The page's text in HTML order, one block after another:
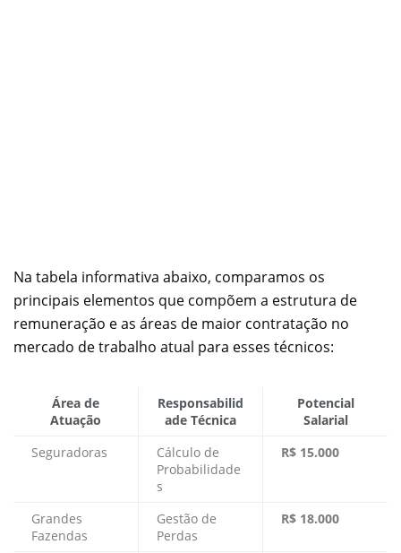
Na tabela informativa abaixo, comparamos os
principais elementos que compõem a estrutura de
remuneração e as áreas de maior contratação no
mercado de trabalho atual para esses técnicos:
Área de
Atuação
Responsabilid
ade Técnica
Potencial
Salarial
Seguradoras
Cálculo de
Probabilidade
s
R$ 15.000
Grandes
Fazendas
Gestão de
Perdas
R$ 18.000